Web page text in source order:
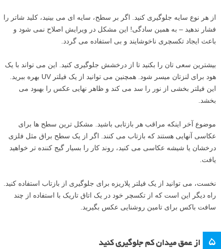
از هر نوع سایه جلوگیری کنید. اگر بر سطح، سایه ای می بینید، کلید شاتر را
فشار ندهید – به همین سادگی! این مشکل در ویرایش اصلاح نمی شود و
باعث ایجاد تکسچری ناخوشایند و بی استفاده می گردد.
بیشترین سعی تان را بکنید تا از درخشش جلوگیری کنید. این می تواند با یک
هود برای لنزتان میسر شود. همچنین می توانید از یک فیلتر UV بهره ببرید.
این فیلتر بخشی از نور را سد می کند و ظاهر نهایی عکس را بهبود می
بخشد.
موضوع آخر اینکه مراقب هر بازتابی باشید. مشکل ترین سطح ها برای
عکاسی آنهایی هستند که بازتاب می کنند. اگر از یک سطح براق مثل فلزی
درخشان یا شیشه عکاسی می کنید، روند کار را بسیار گیج کننده تر خواهید
یافت.
نخست، می توانید از یک فیلتر پلاریزه برای جلوگیری از بازتاب استفاده کنید.
راه دیگر این است که از تکسچر خود در یک اتاق تاریک با استفاده از چند
سافت باکس برای تامین روشنایی عکس بگیرید.
۵ از عمق میدان کم جلوگیری کنید